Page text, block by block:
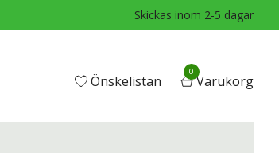
Skickas inom 2-5 dagar
Önskelistan
0
Varukorg